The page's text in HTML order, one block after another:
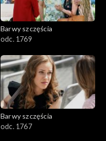
Barwy szczęścia
odc. 1769
Barwy szczęścia
odc. 1767